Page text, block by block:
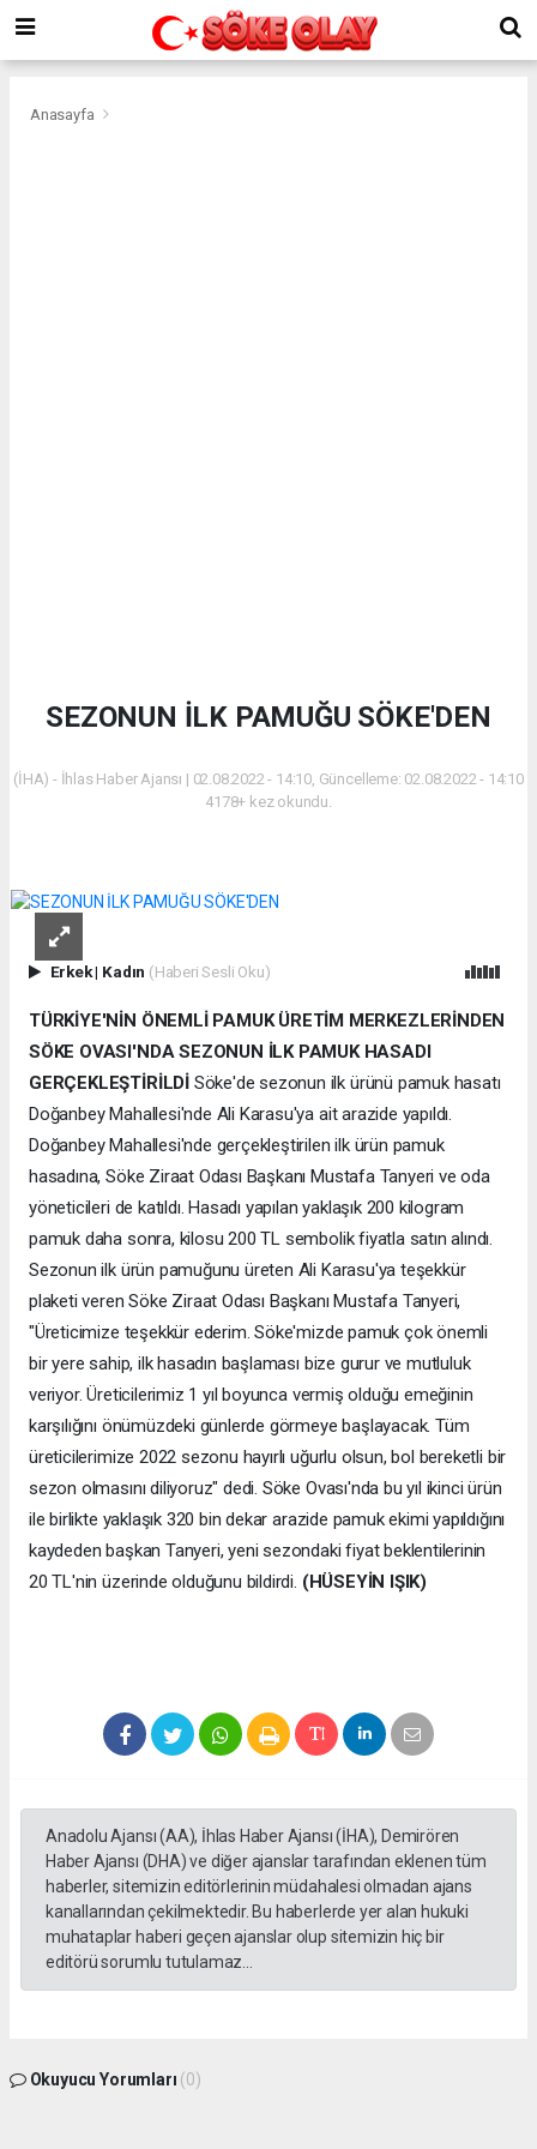
Anasayfa
SEZONUN İLK PAMUĞU SÖKE'DEN
(İHA) - İhlas Haber Ajansı | 02.08.2022 - 14:10, Güncelleme: 02.08.2022 - 14:10
4178+ kez okundu.
Erkek| Kadın (Haberi Sesli Oku)
TÜRKİYE'NİN ÖNEMLİ PAMUK ÜRETİM MERKEZLERİNDEN
SÖKE OVASI'NDA SEZONUN İLK PAMUK HASADI
GERÇEKLEŞTİRİLDİSöke'de sezonun ilk ürünü pamuk hasatı
Doğanbey Mahallesi'nde Ali Karasu'ya ait arazide yapıldı.
Doğanbey Mahallesi'nde gerçekleştirilen ilk ürün pamuk
hasadına, Söke Ziraat Odası Başkanı Mustafa Tanyeri ve oda
yöneticileri de katıldı. Hasadı yapılan yaklaşık 200 kilogram
pamuk daha sonra, kilosu 200 TL sembolik fiyatla satın alındı.
Sezonun ilk ürün pamuğunu üreten Ali Karasu'ya teşekkür
plaketi veren Söke Ziraat Odası Başkanı Mustafa Tanyeri,
"Üreticimize teşekkür ederim. Söke'mizde pamuk çok önemli
bir yere sahip, ilk hasadın başlaması bize gurur ve mutluluk
veriyor. Üreticilerimiz 1 yıl boyunca vermiş olduğu emeğinin
karşılığını önümüzdeki günlerde görmeye başlayacak. Tüm
üreticilerimize 2022 sezonu hayırlı uğurlu olsun, bol bereketli bir
sezon olmasını diliyoruz" dedi. Söke Ovası'nda bu yıl ikinci ürün
ile birlikte yaklaşık 320 bin dekar arazide pamuk ekimi yapıldığını
kaydeden başkan Tanyeri, yeni sezondaki fiyat beklentilerinin
20 TL'nin üzerinde olduğunu bildirdi. (HÜSEYİN IŞIK)
Anadolu Ajansı (AA), İhlas Haber Ajansı (İHA), Demirören
Haber Ajansı (DHA) ve diğer ajanslar tarafından eklenen tüm
haberler, sitemizin editörlerinin müdahalesi olmadan ajans
kanallarından çekilmektedir. Bu haberlerde yer alan hukuki
muhataplar haberi geçen ajanslar olup sitemizin hiç bir
editörü sorumlu tutulamaz...
Okuyucu Yorumları (0)